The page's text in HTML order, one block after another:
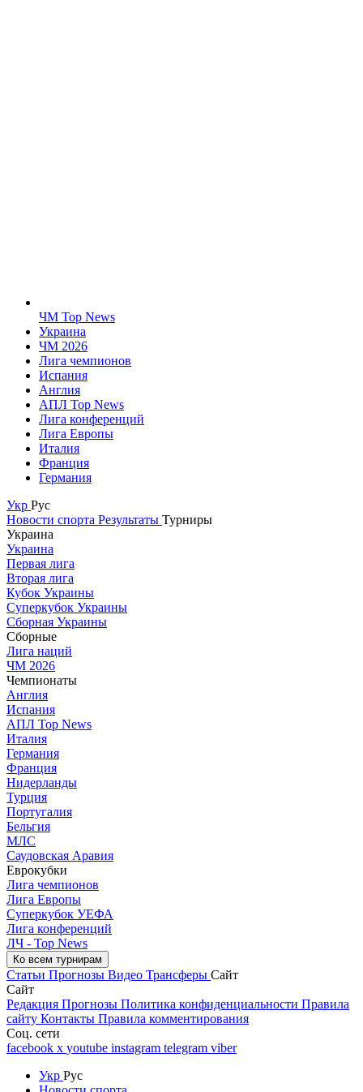
ЧМ Top News
Украина
ЧМ 2026
Лига чемпионов
Испания
Англия
АПЛ Top News
Лига конференций
Лига Европы
Италия
Франция
Германия
Укр Рус
Новости спорта Результаты Турниры
Украина
Украина
Первая лига
Вторая лига
Кубок Украины
Суперкубок Украины
Сборная Украины
Сборные
Лига наций
ЧМ 2026
Чемпионаты
Англия
Испания
АПЛ Top News
Италия
Германия
Франция
Нидерланды
Турция
Португалия
Бельгия
МЛС
Саудовская Аравия
Еврокубки
Лига чемпионов
Лига Европы
Суперкубок УЕФА
Лига конференций
ЛЧ - Top News
Ко всем турнирам
Статьи Прогнозы Видео Трансферы Сайт
Сайт
Редакция Прогнозы Политика конфиденциальности Правила
сайту Контакты Правила комментирования
Соц. сети
facebook x youtube instagram telegram viber
Укр Рус